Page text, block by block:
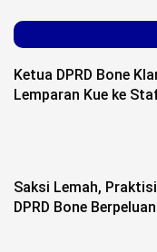
Ketua DPRD Bone
Lemparan Kue ke
Saksi Lemah,
DPRD Bone